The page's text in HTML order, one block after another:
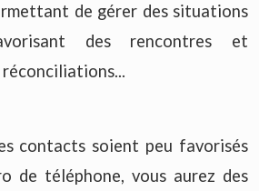
de gérer des situations
des rencontres et
contacts soient peu favorisés
de téléphone, vous aurez des